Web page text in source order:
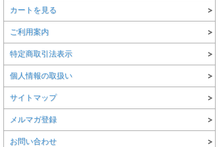
カートを見る
ご利用案内
特定商取引法表示
個人情報の取扱い
サイトマップ
メルマガ登録
お問い合わせ